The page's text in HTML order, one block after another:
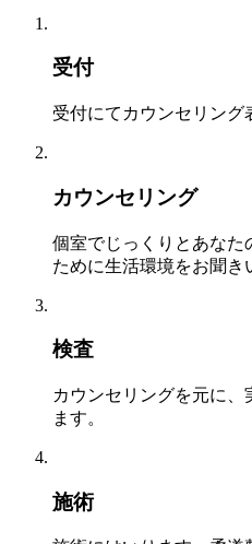
受付
受付にてカウンセリング
カウンセリング
個室でじっくりとあなた
ために生活環境をお聞き
検査
カウンセリングを元に、
ます。
施術